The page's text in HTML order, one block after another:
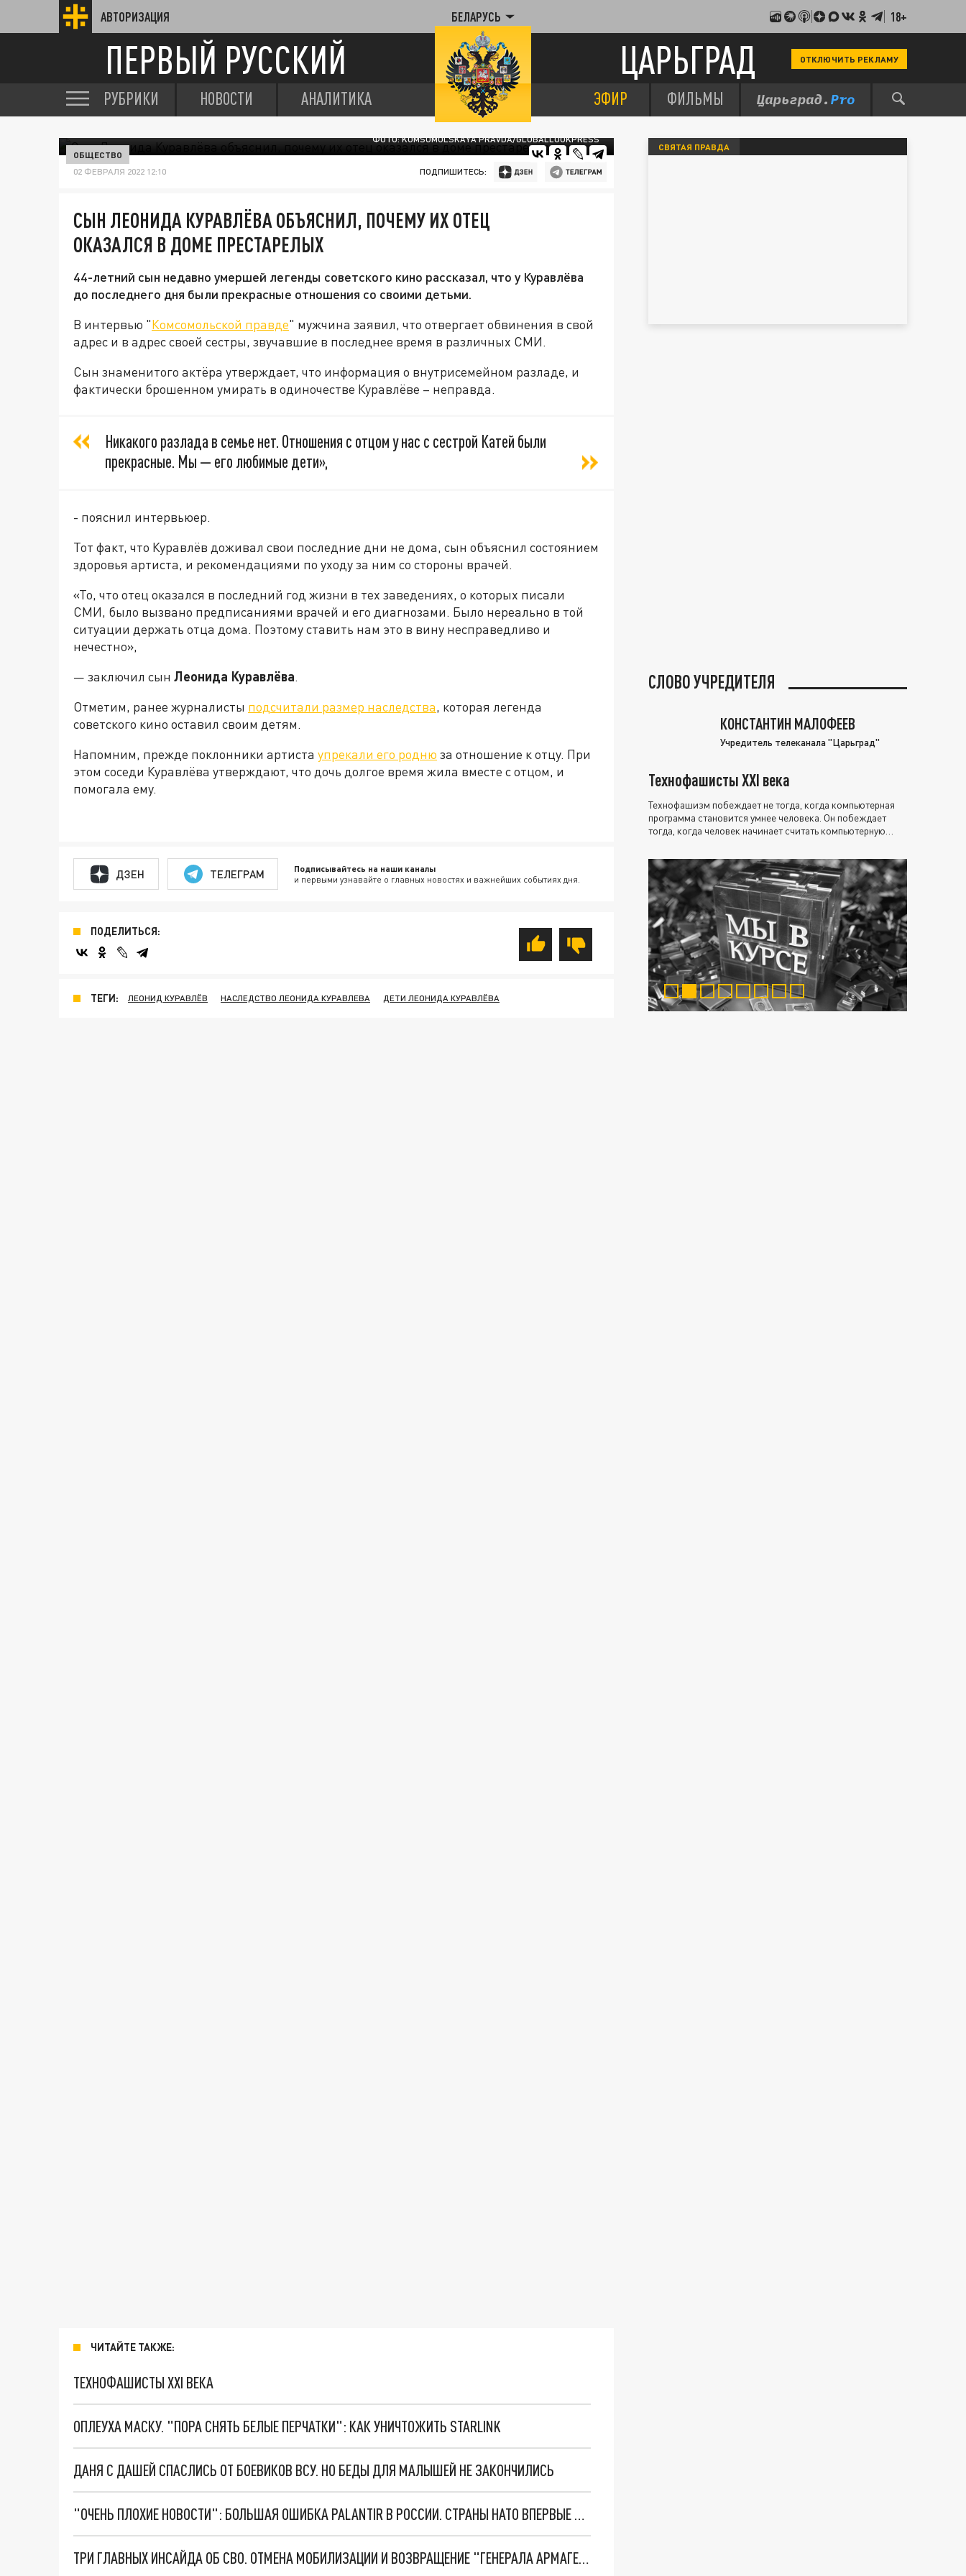
АВТОРИЗАЦИЯ БЕЛАРУСЬ 18+
ПЕРВЫЙ РУССКИЙ ЦАРЬГРАД ОТКЛЮЧИТЬ РЕКЛАМУ
РУБРИКИ НОВОСТИ АНАЛИТИКА ЭФИР ФИЛЬМЫ
ФОТО: KOMSOMOLSKAYA PRAVDA/GLOBALLOOKPRESS
ОБЩЕСТВО
02 ФЕВРАЛЯ 2022 12:10 ПОДПИШИТЕСЬ:
СЫН ЛЕОНИДА КУРАВЛЁВА ОБЪЯСНИЛ, ПОЧЕМУ ИХ ОТЕЦ
ОКАЗАЛСЯ В ДОМЕ ПРЕСТАРЕЛЫХ
44-летний сын недавно умершей легенды советского кино рассказал, что у Куравлёва
до последнего дня были прекрасные отношения со своими детьми.
В интервью "Комсомольской правде" мужчина заявил, что отвергает обвинения в свой
адрес и в адрес своей сестры, звучавшие в последнее время в различных СМИ.
Сын знаменитого актёра утверждает, что информация о внутрисемейном разладе, и
фактически брошенном умирать в одиночестве Куравлёве – неправда.
Никакого разлада в семье нет. Отношения с отцом у нас с сестрой Катей были
прекрасные. Мы — его любимые дети»,
- пояснил интервьюер.
Тот факт, что Куравлёв доживал свои последние дни не дома, сын объяснил состоянием
здоровья артиста, и рекомендациями по уходу за ним со стороны врачей.
«То, что отец оказался в последний год жизни в тех заведениях, о которых писали
СМИ, было вызвано предписаниями врачей и его диагнозами. Было нереально в той
ситуации держать отца дома. Поэтому ставить нам это в вину несправедливо и
нечестно»,
— заключил сын Леонида Куравлёва.
Отметим, ранее журналисты подсчитали размер наследства, которая легенда
советского кино оставил своим детям.
Напомним, прежде поклонники артиста упрекали его родню за отношение к отцу. При
этом соседи Куравлёва утверждают, что дочь долгое время жила вместе с отцом, и
помогала ему.
ДЗЕН ТЕЛЕГРАМ Подписывайтесь на наши каналы
и первыми узнавайте о главных новостях и важнейших событиях дня.
ПОДЕЛИТЬСЯ:
ТЕГИ: ЛЕОНИД КУРАВЛЁВ НАСЛЕДСТВО ЛЕОНИДА КУРАВЛЕВА ДЕТИ ЛЕОНИДА КУРАВЛЁВА
ЧИТАЙТЕ ТАКЖЕ:
ТЕХНОФАШИСТЫ XXI ВЕКА
ОПЛЕУХА МАСКУ. "ПОРА СНЯТЬ БЕЛЫЕ ПЕРЧАТКИ": КАК УНИЧТОЖИТЬ STARLINK
ДАНЯ С ДАШЕЙ СПАСЛИСЬ ОТ БОЕВИКОВ ВСУ. НО БЕДЫ ДЛЯ МАЛЫШЕЙ НЕ ЗАКОНЧИЛИСЬ
"ОЧЕНЬ ПЛОХИЕ НОВОСТИ": БОЛЬШАЯ ОШИБКА PALANTIR В РОССИИ. СТРАНЫ НАТО ВПЕРВЫЕ ЗА СВО ОСТАНОВИЛИ ПОСТАВКИ ОРУЖИЯ. ВСУ ТЕРЯЮТ ПРИГРАНИЧЬЕ?
ТРИ ГЛАВНЫХ ИНСАЙДА ОБ СВО. ОТМЕНА МОБИЛИЗАЦИИ И ВОЗВРАЩЕНИЕ "ГЕНЕРАЛА АРМАГЕДДОНА"? ОТЛИЧНЫЕ НОВОСТИ, КОТОРЫЕ ЖДАЛИ ВСЕ
СВЯТАЯ ПРАВДА
СЛОВО УЧРЕДИТЕЛЯ
КОНСТАНТИН МАЛОФЕЕВ
Учредитель телеканала "Царьград"
Технофашисты XXI века
Технофашизм побеждает не тогда, когда компьютерная
программа становится умнее человека. Он побеждает
тогда, когда человек начинает считать компьютерную